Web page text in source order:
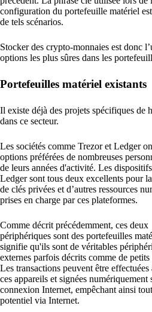
configuration du portefeuille matériel
de tels scénarios.
Stocker des crypto-monnaies est donc
options les plus sûres dans les
Portefeuilles matériel existants
Il existe déjà des projets spécifiques de
dans ce secteur.
Les sociétés comme Trezor et Ledger
options préférées de nombreuses
de leurs années d'activité. Les
Ledger sont tous deux excellents pour
de clés privées et d’autres ressources
prises en charge par ces plateformes.
Comme décrit précédemment, ces deux
périphériques sont des portefeuilles
signifie qu'ils sont de véritables
externes parfois décrits comme de
Les transactions peuvent être effectuées
ces appareils et signées numériquement
connexion Internet, empêchant ainsi
potentiel via Internet.